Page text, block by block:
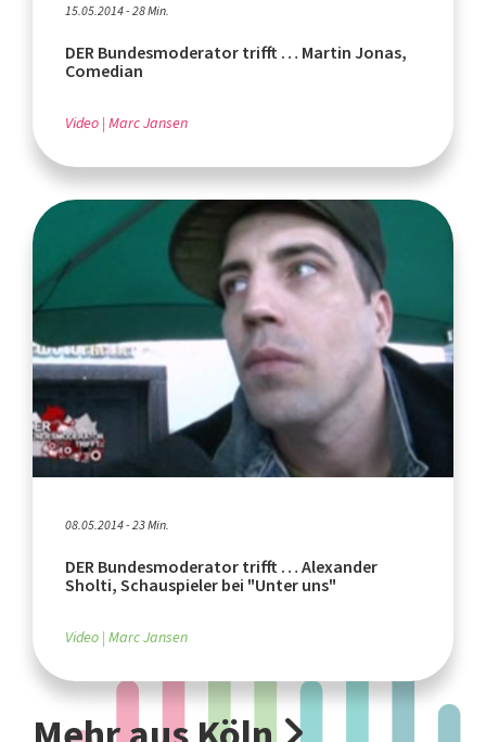
15.05.2014 - 28 Min.
DER Bundesmoderator trifft … Martin Jonas,
Comedian
Video Marc Jansen
08.05.2014 - 23 Min.
DER Bundesmoderator trifft … Alexander
Sholti, Schauspieler bei "Unter uns"
Video Marc Jansen